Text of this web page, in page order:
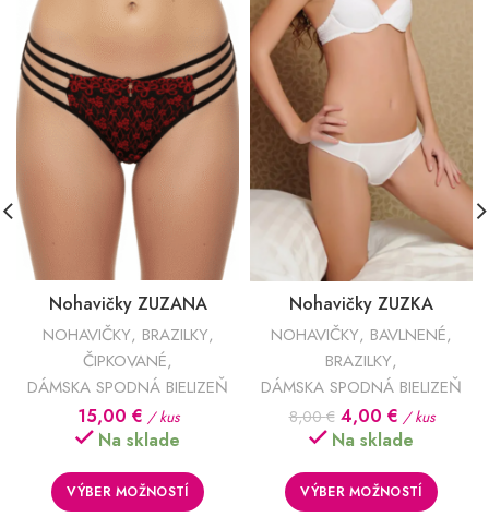
Nohavičky ZUZANA
NOHAVIČKY, BRAZILKY,
ČIPKOVANÉ,
DÁMSKA SPODNÁ BIELIZEŇ
15,00 € / kus
Na sklade
VÝBER MOŽNOSTÍ
Nohavičky ZUZKA
NOHAVIČKY, BAVLNENÉ,
BRAZILKY,
DÁMSKA SPODNÁ BIELIZEŇ
8,00€ Pôvodná
cena
8,00 €.
4,00 €Aktuálna
cena
4,00 €.
/ kus
Na sklade
VÝBER MOŽNOSTÍ